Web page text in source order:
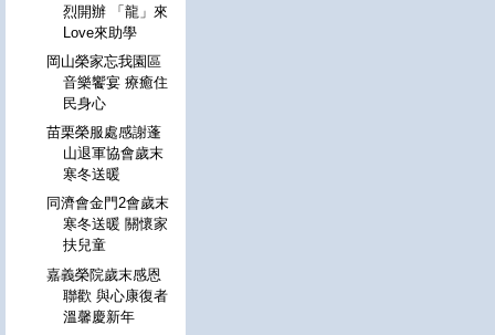
烈開辦 「龍」來
Love來助學
岡山榮家忘我園區
音樂饗宴 療癒住
民身心
苗栗榮服處感謝蓬
山退軍協會歲末
寒冬送暖
同濟會金門2會歲末
寒冬送暖 關懷家
扶兒童
嘉義榮院歲末感恩
聯歡 與心康復者
溫馨慶新年